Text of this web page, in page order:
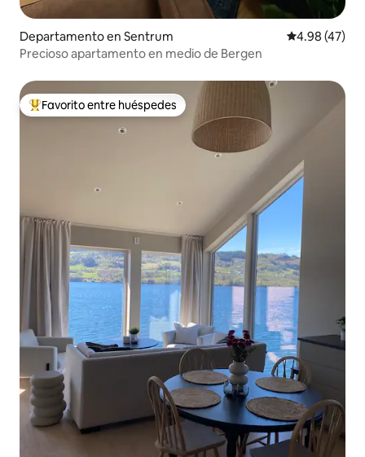
Departamento en Sentrum Calificación
4.98 (47)
Precioso apartamento en medio de Bergen
De los mejores en Favorito entre huéspedes
Favorito entre huéspedes